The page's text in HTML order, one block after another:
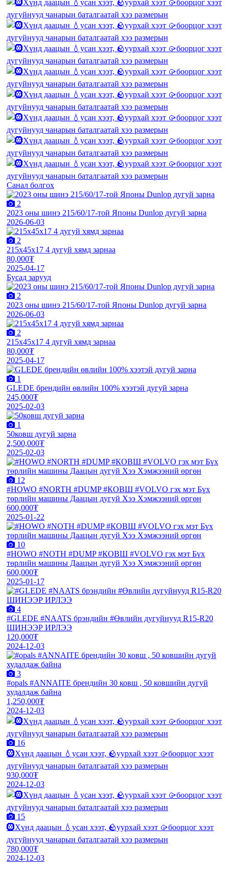
Санал болгох
2
2023 оны шинэ 215/60/17-той Японы Dunlop дугуй зарна
2026-06-03
2
215х45х17 4 дугуй хямд зарнаа
80,000₮
2025-04-17
Бусад зарууд
2
2023 оны шинэ 215/60/17-той Японы Dunlop дугуй зарна
2026-06-03
2
215х45х17 4 дугуй хямд зарнаа
80,000₮
2025-04-17
1
GLEDE брендийн өвлийн 100% хээтэй дугуй зарна
245,000₮
2025-02-03
1
50ковш дугуй зарна
2,500,000₮
2025-02-03
12
#HOWO #NORTH #DUMP #КОВШ #VOLVO гэх мэт Бүх
төрлийн машины Даацын дугуй Хээ Хэмжээний өргөн
600,000₮
2025-01-22
10
#HOWO #NOTH #DUMP #КОВШ #VOLVO гэх мэт Бүх
төрлийн машины Даацын дугуй Хээ Хэмжээний өргөн
600,000₮
2025-01-17
4
#GLEDE #NAATS брэндийн #Өвлийн дугуйнууд R15-R20
ШИНЭЭР ИРЛЭЭ
120,000₮
2024-12-03
3
#opals #ANNAITE брендийн 30 ковш , 50 ковшийн дугуй
худалдаж байна
1,250,000₮
2024-12-03
16
🛞Хүнд даацын 💧усан хээт, 🪨уурхай хээт 🥠боорцог хээт
дугуйнууд чанарын баталгаатай хээ размерын
930,000₮
2024-12-03
15
🛞Хүнд даацын 💧усан хээт, 🪨уурхай хээт 🥠боорцог хээт
дугуйнууд чанарын баталгаатай хээ размерын
780,000₮
2024-12-03